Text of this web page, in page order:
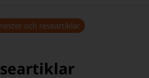
och researtiklar